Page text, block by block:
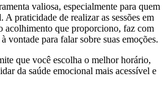
valiosa, especialmente para quem
A praticidade de realizar as sessões em
acolhimento que proporciono, faz com
vontade para falar sobre suas emoções.
que você escolha o melhor horário,
da saúde emocional mais acessível e